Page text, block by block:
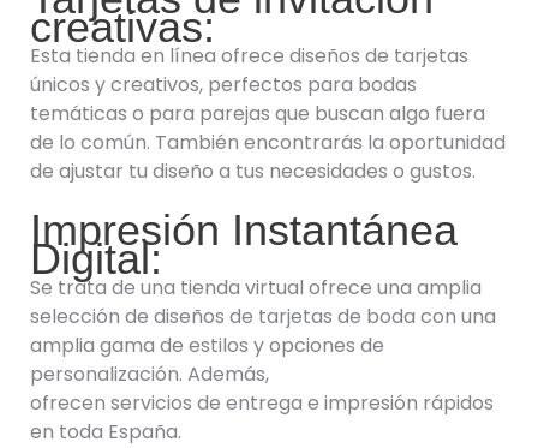
creativas:
Esta tienda en línea ofrece diseños de tarjetas
únicos y creativos, perfectos para bodas
temáticas o para parejas que buscan algo fuera
de lo común. También encontrarás la oportunidad
de ajustar tu diseño a tus necesidades o gustos.
Impresión Instantánea
Digital:
Se trata de una tienda virtual ofrece una amplia
selección de diseños de tarjetas de boda con una
amplia gama de estilos y opciones de
personalización. Además,
ofrecen servicios de entrega e impresión rápidos
en toda España.